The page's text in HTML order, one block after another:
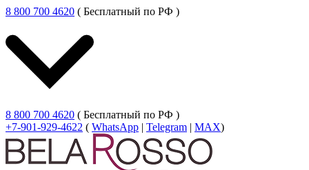
8 800 700 4620 ( Бесплатный по РФ )
8 800 700 4620 ( Бесплатный по РФ )
+7-901-929-4622 ( WhatsApp | Telegram | MAX)